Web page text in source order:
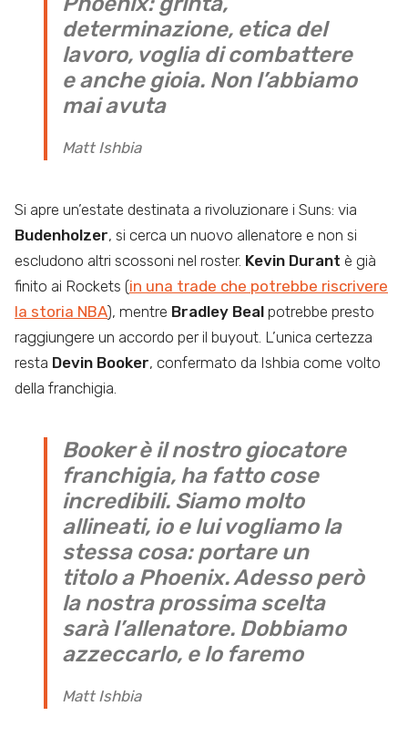
determinazione, etica del
lavoro, voglia di combattere
e anche gioia. Non l’abbiamo
mai avuta
Matt Ishbia
Si apre un’estate destinata a rivoluzionare i Suns: via
Budenholzer, si cerca un nuovo allenatore e non si
escludono altri scossoni nel roster. Kevin Durant è già
finito ai Rockets (in una trade che potrebbe riscrivere
la storia NBA), mentre Bradley Beal potrebbe presto
raggiungere un accordo per il buyout. L’unica certezza
resta Devin Booker, confermato da Ishbia come volto
della franchigia.
Booker è il nostro giocatore
franchigia, ha fatto cose
incredibili. Siamo molto
allineati, io e lui vogliamo la
stessa cosa: portare un
titolo a Phoenix. Adesso però
la nostra prossima scelta
sarà l’allenatore. Dobbiamo
azzeccarlo, e lo faremo
Matt Ishbia